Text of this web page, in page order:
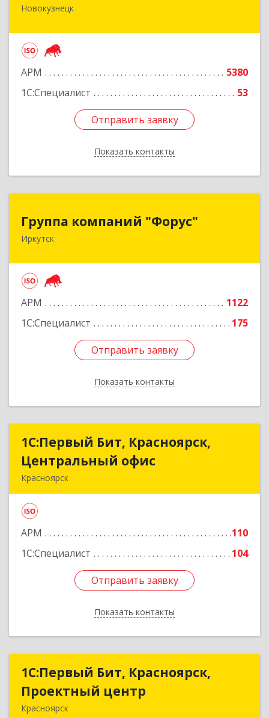
Новокузнецк
АРМ
5380
1С:Специалист
53
Отправить заявку
Показать контакты
654005, Кемеровская обл, Новокузнецк г,
Отправить заявку
Назад
Группа компаний "Форус"
Иркутск
АРМ
1122
1С:Специалист
175
Отправить заявку
Показать контакты
Группа компаний "Форус"
664007, Иркутская обл, Иркутск г, Ямская ул,
Отправить заявку
Назад
1С:Первый Бит, Красноярск,
Центральный офис
Красноярск
АРМ
110
1С:Специалист
104
Отправить заявку
Показать контакты
1С:Первый Бит, Красноярск,
Центральный офис
Подробнее
Отправить заявку
Назад
1С:Первый Бит, Красноярск,
Проектный центр
Красноярск
1С:Первый Бит, Красноярск,
Проектный центр